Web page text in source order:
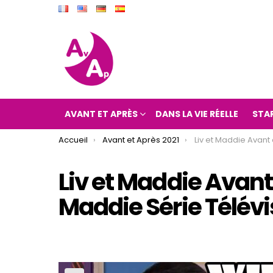
AVANT ET APRÈS DANS LA VIE RÉELLE
You are here:
Accueil Avant et Après 2021 Liv et Maddie Avant et Après 2021
Liv et Maddie
Maddie Série